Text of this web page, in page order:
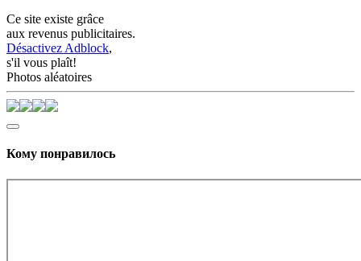
Ce site existe grâce
aux revenus publicitaires.
Désactivez Adblock,
s'il vous plaît!
Photos aléatoires
Кому понравилось